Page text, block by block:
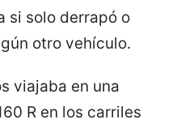
si solo derrapó o
otro vehículo.
viajaba en una
R en los carriles